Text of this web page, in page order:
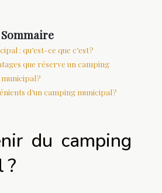
Sommaire
: qu’est-ce que c’est ?
que réserve un camping
municipal ?
d’un camping municipal ?
du camping
?